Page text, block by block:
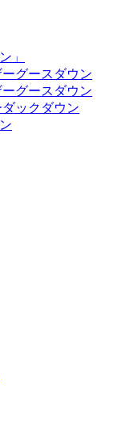
」
グースダウン
グースダウン
ックダウン